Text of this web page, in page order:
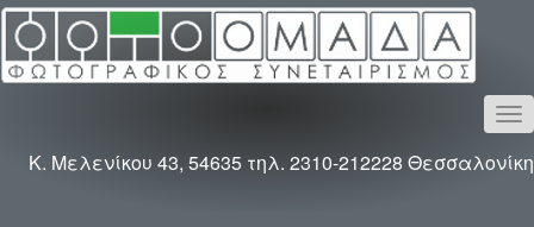
Κ. Μελενίκου 43, 54635 τηλ. 2310-212228 Θεσσαλονίκη